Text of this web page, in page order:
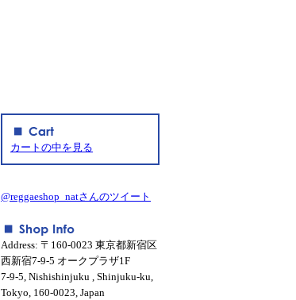
カートの中を見る
@reggaeshop_natさんのツイート
Address: 〒160-0023 東京都新宿区
西新宿7-9-5 オークプラザ1F
7-9-5, Nishishinjuku , Shinjuku-ku,
Tokyo, 160-0023, Japan